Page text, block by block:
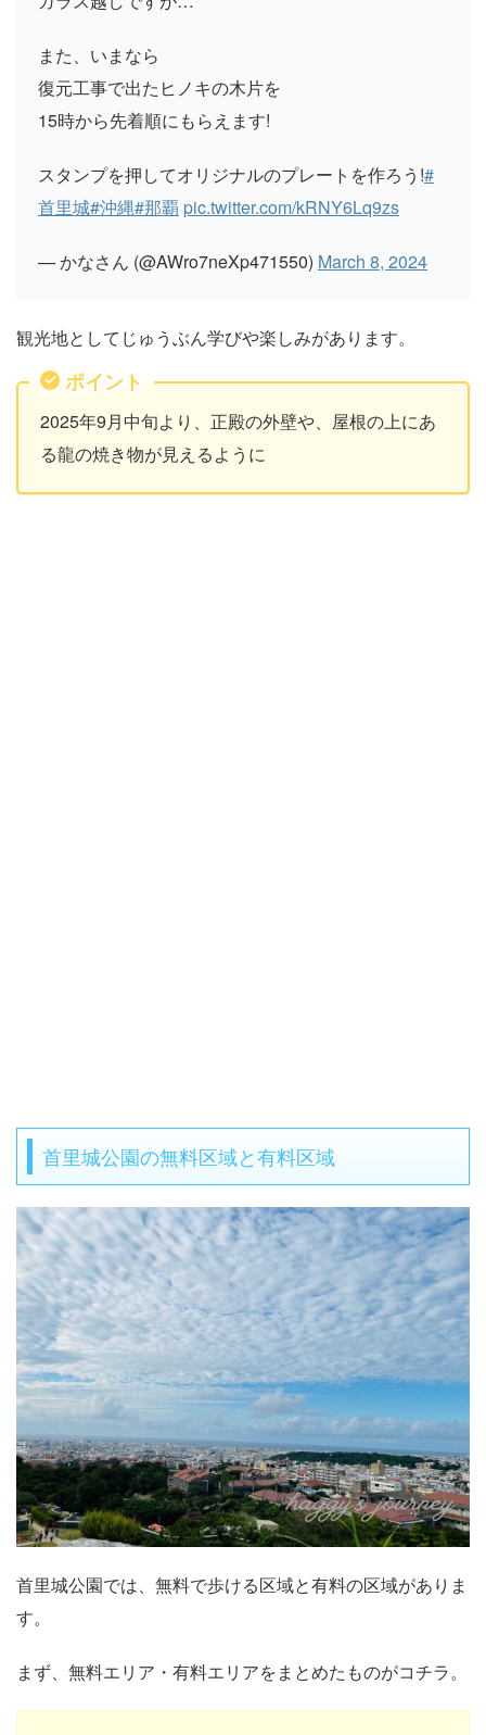
また、いまなら
復元工事で出たヒノキの木片を
15時から先着順にもらえます!
スタンプを押してオリジナルのプレートを作ろう!#
首里城#沖縄#那覇 pic.twitter.com/kRNY6Lq9zs
— かなさん (@AWro7neXp471550) March 8, 2024
観光地としてじゅうぶん学びや楽しみがあります。
ポイント
2025年9月中旬より、正殿の外壁や、屋根の上にあ
る龍の焼き物が見えるように
首里城公園の無料区域と有料区域
首里城公園では、無料で歩ける区域と有料の区域がありま
す。
まず、無料エリア・有料エリアをまとめたものがコチラ。